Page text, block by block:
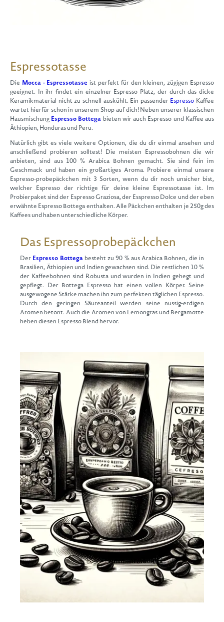
Espressotasse
Die Mocca - Espressotasse ist perfekt für den kleinen, zügigen Espresso
geeignet. In ihr findet ein einzelner Espresso Platz, der durch das dicke
Keramikmaterial nicht zu schnell auskühlt. Ein passender Espresso Kaffee
wartet hierfür schon in unserem Shop auf dich! Neben unserer klassischen
HausmischungEspresso Bottega bieten wir auch Espresso und Kaffee aus
Äthiopien, Honduras und Peru.
Natürlich gibt es viele weitere Optionen, die du dir einmal ansehen und
anschließend probieren solltest! Die meisten Espressobohnen die wir
anbieten, sind aus 100 % Arabica Bohnen gemacht. Sie sind fein im
Geschmack und haben ein großartiges Aroma. Probiere einmal unsere
Espresso-probepäckchen mit 3 Sorten, wenn du dir noch unsicher bist,
welcher Espresso der richtige für deine kleine Espressotasse ist. Im
Probierpaket sind der Espresso Graziosa, der Esspresso Dolce und der eben
erwähnte Espresso Bottega enthalten. Alle Päckchen enthalten je 250g des
Kaffees und haben unterschiedliche Körper.
Das Espressoprobepäckchen
Der Espresso Bottegabesteht zu 90 % aus Arabica Bohnen, die in
Brasilien, Äthiopien und Indien gewachsen sind. Die restlichen 10 %
der Kaffeebohnen sind Robusta und wurden in Indien gehegt und
gepflegt. Der Bottega Espresso hat einen vollen Körper. Seine
ausgewogene Stärke machen ihn zum perfekten täglichen Espresso.
Durch den geringen Säureanteil werden seine nussig-erdigen
Aromen betont. Auch die Aromen von Lemongras und Bergamotte
heben diesen Espresso Blend hervor.